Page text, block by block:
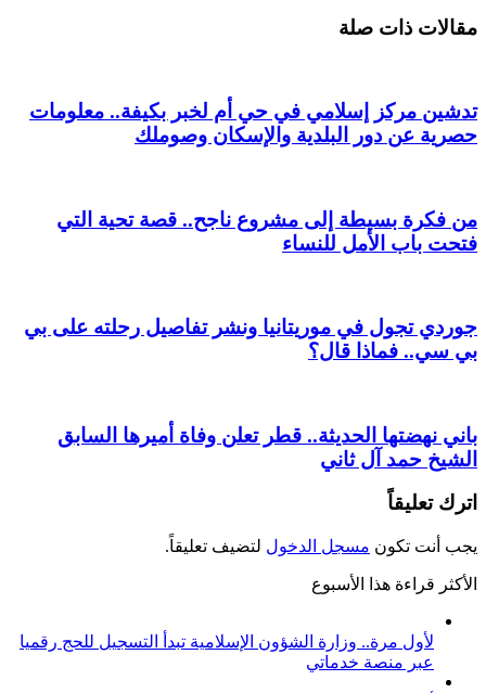
مقالات ذات صلة
تدشين مركز إسلامي في حي أم لخبر بكيفة.. معلومات
حصرية عن دور البلدية والإسكان وصوملك
من فكرة بسيطة إلى مشروع ناجح.. قصة تحية التي
فتحت باب الأمل للنساء
جوردي تجول في موريتانيا ونشر تفاصيل رحلته على بي
بي سي.. فماذا قال؟
باني نهضتها الحديثة.. قطر تعلن وفاة أميرها السابق
الشيخ حمد آل ثاني
اترك تعليقاً
يجب أنت تكون مسجل الدخول لتضيف تعليقاً.
الأكثر قراءة هذا الأسبوع
لأول مرة.. وزارة الشؤون الإسلامية تبدأ التسجيل للحج رقميا
عبر منصة خدماتي